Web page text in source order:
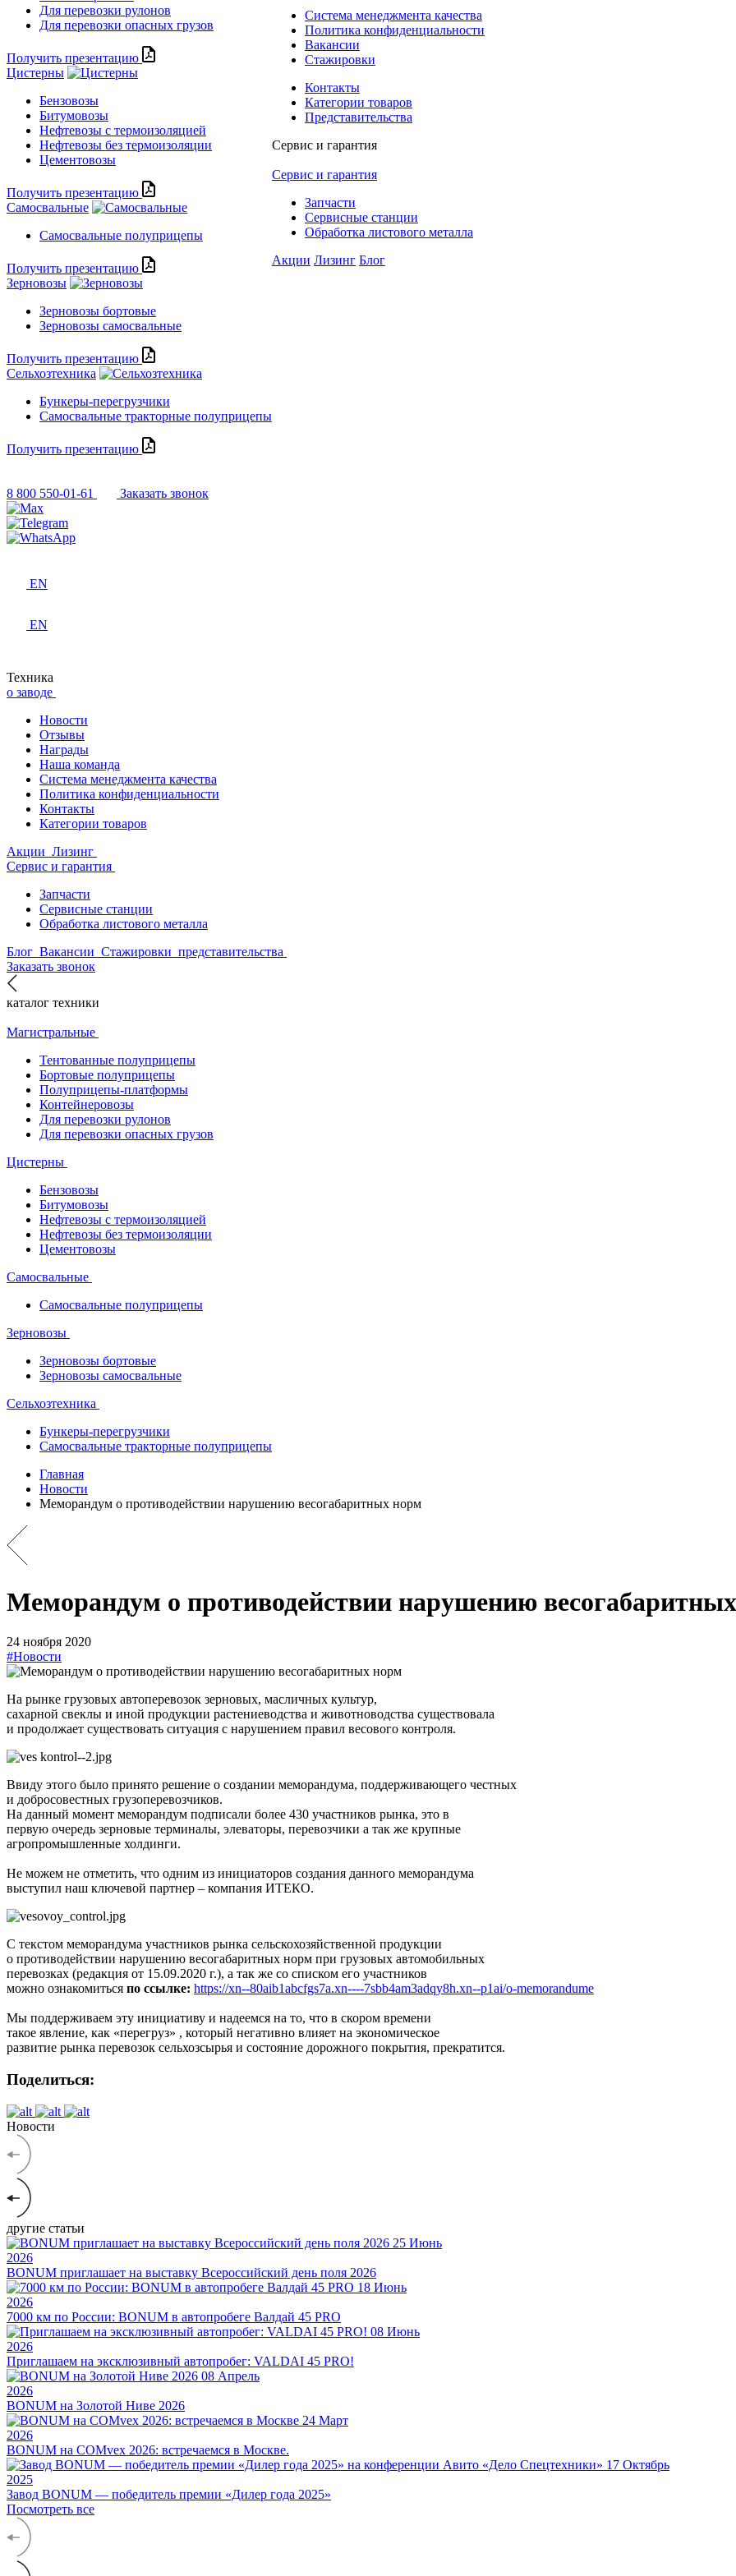
Для перевозки рулонов
Для перевозки опасных грузов
Получить презентацию
Цистерны
Бензовозы
Битумовозы
Нефтевозы с термоизоляцией
Нефтевозы без термоизоляции
Цементовозы
Получить презентацию
Самосвальные
Самосвальные полуприцепы
Получить презентацию
Зерновозы
Зерновозы бортовые
Зерновозы самосвальные
Получить презентацию
Сельхозтехника
Бункеры-перегрузчики
Самосвальные тракторные полуприцепы
Получить презентацию
Система менеджмента качества
Политика конфиденциальности
Вакансии
Стажировки
Контакты
Категории товаров
Представительства
Сервис и гарантия
Сервис и гарантия
Запчасти
Сервисные станции
Обработка листового металла
Акции Лизинг Блог
8 800 550-01-61 Заказать звонок
EN
EN
Техника
о заводе
Новости
Отзывы
Награды
Наша команда
Система менеджмента качества
Политика конфиденциальности
Контакты
Категории товаров
Акции Лизинг
Сервис и гарантия
Запчасти
Сервисные станции
Обработка листового металла
Блог Вакансии Стажировки представительства
Заказать звонок
каталог техники
Магистральные
Тентованные полуприцепы
Бортовые полуприцепы
Полуприцепы-платформы
Контейнеровозы
Для перевозки рулонов
Для перевозки опасных грузов
Цистерны
Бензовозы
Битумовозы
Нефтевозы с термоизоляцией
Нефтевозы без термоизоляции
Цементовозы
Самосвальные
Самосвальные полуприцепы
Зерновозы
Зерновозы бортовые
Зерновозы самосвальные
Сельхозтехника
Бункеры-перегрузчики
Самосвальные тракторные полуприцепы
Главная
Новости
Меморандум о противодействии нарушению весогабаритных норм
Меморандум о противодействии нарушению
24 ноября 2020
#Новости
На рынке грузовых автоперевозок зерновых, масличных культур,
сахарной свеклы и иной продукции растениеводства и животноводства существовала
и продолжает существовать ситуация с нарушением правил весового контроля.
Ввиду этого было принято решение о создании меморандума, поддерживающего честных
и добросовестных грузоперевозчиков.
На данный момент меморандум подписали более 430 участников рынка, это в
первую очередь зерновые терминалы, элеваторы, перевозчики а так же крупные
агропромышленные холдинги.
Не можем не отметить, что одним из инициаторов создания данного меморандума
выступил наш ключевой партнер – компания ИТЕКО.
С текстом меморандума участников рынка сельскохозяйственной продукции
о противодействии нарушению весогабаритных норм при грузовых автомобильных
перевозках (редакция от 15.09.2020 г.), а так же со списком его участников
можно ознакомиться по ссылке: https://xn--80aib1abcfgs7a.xn----7sbb4am3adqy8h.xn--p1ai/o-memorandume
Мы поддерживаем эту инициативу и надеемся на то, что в скором времени
такое явление, как «перегруз» , который негативно влияет на экономическое
развитие рынка перевозок сельхозсырья и состояние дорожного покрытия, прекратится.
Поделиться:
Новости
другие статьи
25 Июнь
2026
BONUM приглашает на выставку Всероссийский день поля 2026
18 Июнь
2026
7000 км по России: BONUM в автопробеге Валдай 45 PRO
08 Июнь
2026
Приглашаем на эксклюзивный автопробег: VALDAI 45 PRO!
08 Апрель
2026
BONUM на Золотой Ниве 2026
24 Март
2026
BONUM на COMvex 2026: встречаемся в Москве.
17 Октябрь
2025
Завод BONUM — победитель премии «Дилер года 2025»
Посмотреть все